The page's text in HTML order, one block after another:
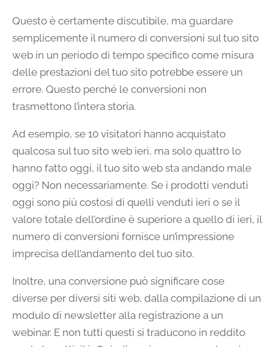
Questo è certamente discutibile, ma guardare
semplicemente il numero di conversioni sul tuo sito
web in un periodo di tempo specifico come misura
delle prestazioni del tuo sito potrebbe essere un
errore. Questo perché le conversioni non
trasmettono l’intera storia.
Ad esempio, se 10 visitatori hanno acquistato
qualcosa sul tuo sito web ieri, ma solo quattro lo
hanno fatto oggi, il tuo sito web sta andando male
oggi? Non necessariamente. Se i prodotti venduti
oggi sono più costosi di quelli venduti ieri o se il
valore totale dell’ordine è superiore a quello di ieri, il
numero di conversioni fornisce un’impressione
imprecisa dell’andamento del tuo sito.
Inoltre, una conversione può significare cose
diverse per diversi siti web, dalla compilazione di un
modulo di newsletter alla registrazione a un
webinar. E non tutti questi si traducono in reddito